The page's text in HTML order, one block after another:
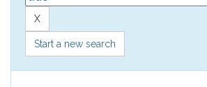
Start a new search